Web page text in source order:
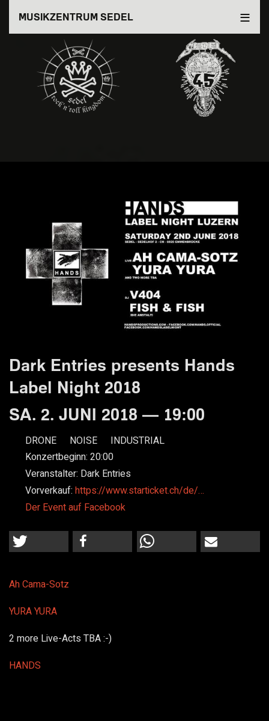
Inhalt
MUSIKZENTRUM SEDEL
Dark Entries presents Hands
Label Night 2018
SA. 2. JUNI 2018 — 19:00
DRONE NOISE
INDUSTRIAL
Konzertbeginn: 20:00
Veranstalter: Dark Entries
Vorverkauf: https://www.starticket.ch/de/…
Der Event auf Facebook
Ah Cama-Sotz
YURA YURA
2 more Live-Acts TBA :-)
HANDS